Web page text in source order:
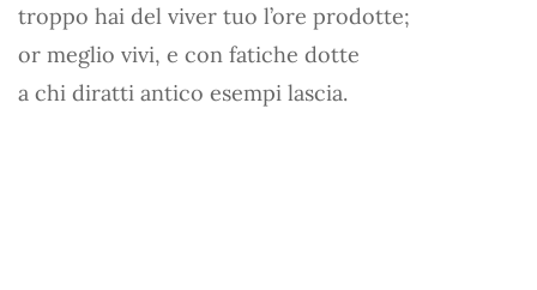
troppo hai del viver tuo l’ore prodotte;
or meglio vivi, e con fatiche dotte
a chi diratti antico esempi lascia.